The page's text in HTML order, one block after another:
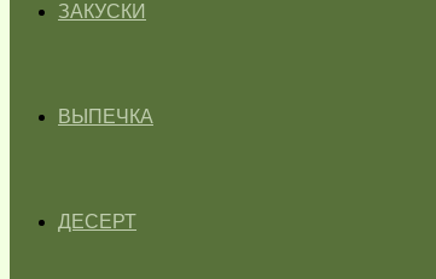
ЗАКУСКИ
ВЫПЕЧКА
ДЕСЕРТ